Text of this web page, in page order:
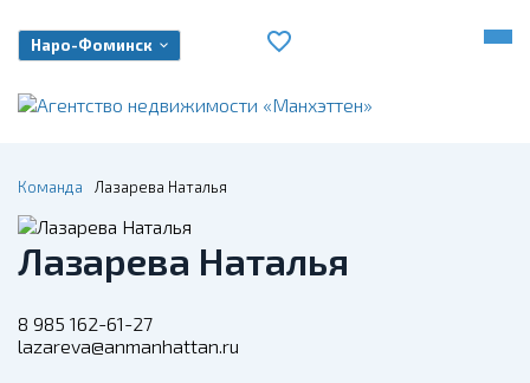
Наро-Фоминск
Команда Лазарева Наталья
Лазарева Наталья
8 985 162-61-27
lazareva@anmanhattan.ru